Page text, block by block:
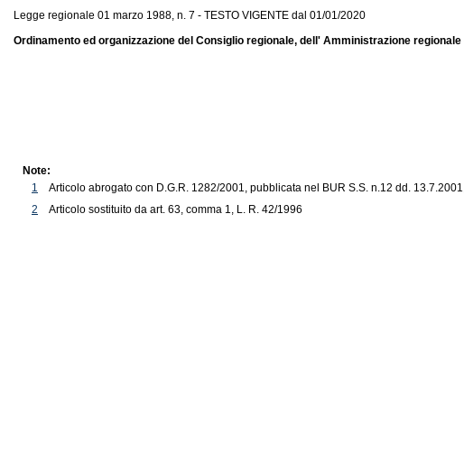
Legge regionale 01 marzo 1988, n. 7 - TESTO VIGENTE dal 01/01/2020
Ordinamento ed organizzazione del Consiglio regionale, dell' Amministrazione
Note:
1
Articolo abrogato con D.G.R. 1282/2001, pubblicata nel BUR S.S. n.12 dd.
2
Articolo sostituito da art. 63, comma 1, L. R. 42/1996